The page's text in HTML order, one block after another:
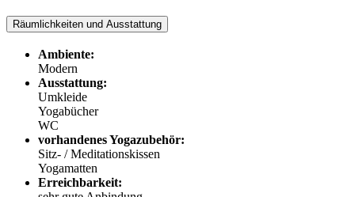
Räumlichkeiten und Ausstattung
Ambiente:
Modern
Ausstattung:
Umkleide
Yogabücher
WC
vorhandenes Yogazubehör:
Sitz- / Meditationskissen
Yogamatten
Erreichbarkeit: